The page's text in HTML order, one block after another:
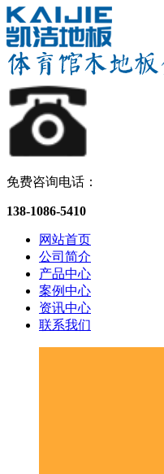
免费咨询电话：
138-1086-5410
网站首页
公司简介
产品中心
案例中心
资讯中心
联系我们